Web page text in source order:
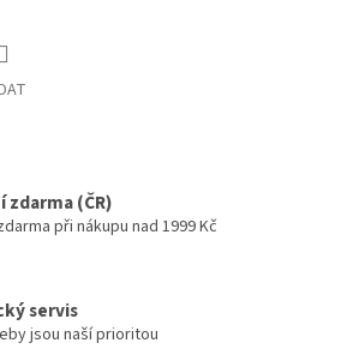
zdarma (ČR)
při nákupu nad 1999 Kč
servis
jsou naší prioritou